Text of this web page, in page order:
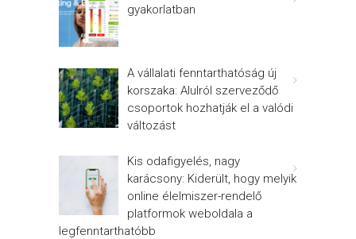
gyakorlatban
A vállalati fenntarthatóság új
korszaka: Alulról szerveződő
csoportok hozhatják el a valódi
változást
Kis odafigyelés, nagy
karácsony: Kiderült, hogy melyik
online élelmiszer-rendelő
platformok weboldala a
legfenntarthatóbb